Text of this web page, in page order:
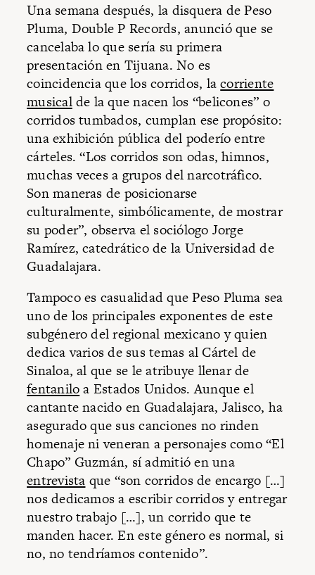
Una semana después, la disquera de Peso
Pluma, Double P Records, anunció que se
cancelaba lo que sería su primera
presentación en Tijuana. No es
coincidencia que los corridos, lacorriente
musicalde la que nacen los “belicones” o
corridos tumbados, cumplan ese propósito:
una exhibición pública del poderío entre
cárteles. “Los corridos son odas, himnos,
muchas veces a grupos del narcotráfico.
Son maneras de posicionarse
culturalmente, simbólicamente, de mostrar
su poder”, observa el sociólogo Jorge
Ramírez, catedrático de la Universidad de
Guadalajara.
Tampoco es casualidad que Peso Pluma sea
uno de los principales exponentes de este
subgénero del regional mexicano y quien
dedica varios de sus temas al Cártel de
Sinaloa, al que se le atribuye llenar de
fentaniloa Estados Unidos. Aunque el
cantante nacido en Guadalajara, Jalisco, ha
asegurado que sus canciones no rinden
homenaje ni veneran a personajes como “El
Chapo” Guzmán, sí admitió en una
entrevista que “son corridos de encargo […]
nos dedicamos a escribir corridos y entregar
nuestro trabajo […], un corrido que te
manden hacer. En este género es normal, si
no, no tendríamos contenido”.